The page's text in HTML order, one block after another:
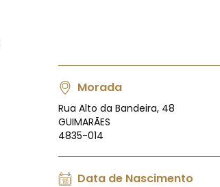
Morada
Rua Alto da Bandeira, 48
GUIMARÃES
4835-014
Data de Nascimento